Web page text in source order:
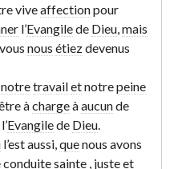
viveaffectionpour
l’Evangilede Dieu mais
vous nous étiezdevenus
notretravailetnotrepeine
àchargeàaucunde
l’Evangilede Dieu
l’est aussi, quenous avons
conduitesainte justeet